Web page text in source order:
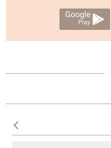
Google
Play